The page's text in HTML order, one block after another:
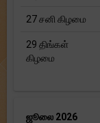
27 சனி கிழமை
29 திங்கள்
கிழமை
ஜூலை 2026